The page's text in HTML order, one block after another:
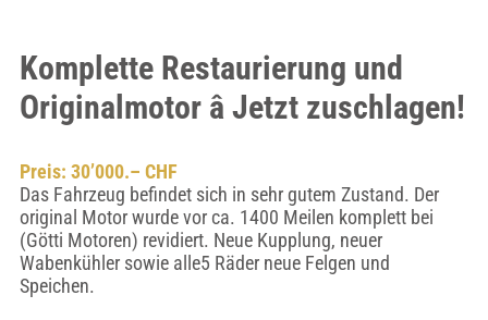
Komplette Restaurierung und
Originalmotor â Jetzt zuschlagen!
Preis: 30’000.– CHF
Das Fahrzeug befindet sich in sehr gutem Zustand. Der
original Motor wurde vor ca. 1400 Meilen komplett bei
(Götti Motoren) revidiert. Neue Kupplung, neuer
Wabenkühler sowie alle5 Räder neue Felgen und
Speichen.